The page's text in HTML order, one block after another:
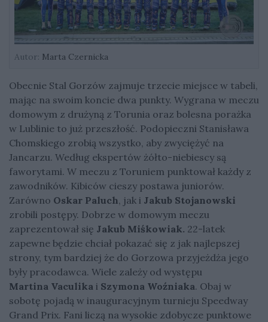
Autor: Marta Czernicka
Obecnie Stal Gorzów zajmuje trzecie miejsce w tabeli,
mając na swoim koncie dwa punkty. Wygrana w meczu
domowym z drużyną z Torunia oraz bolesna porażka
w Lublinie to już przeszłość. Podopieczni Stanisława
Chomskiego zrobią wszystko, aby zwyciężyć na
Jancarzu. Według ekspertów żółto-niebiescy są
faworytami. W meczu z Toruniem punktował każdy z
zawodników. Kibiców cieszy postawa juniorów.
Zarówno Oskar Paluch, jak i Jakub Stojanowski
zrobili postępy. Dobrze w domowym meczu
zaprezentował się Jakub Miśkowiak. 22-latek
zapewne będzie chciał pokazać się z jak najlepszej
strony, tym bardziej że do Gorzowa przyjeżdża jego
były pracodawca. Wiele zależy od występu
Martina Vaculika i Szymona Woźniaka. Obaj w
sobotę pojadą w inauguracyjnym turnieju Speedway
Grand Prix. Fani liczą na wysokie zdobycze punktowe